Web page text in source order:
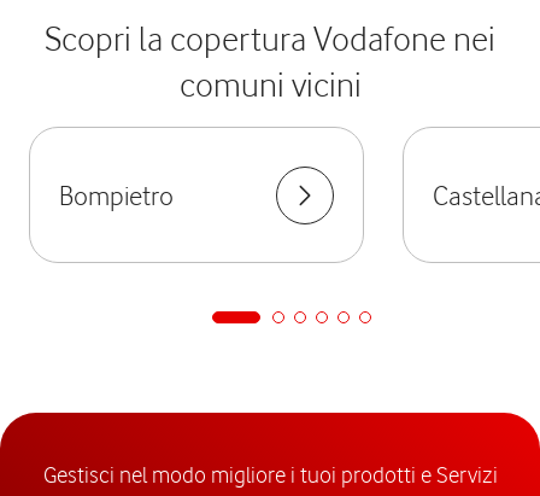
Scopri la copertura Vodafone nei
comuni vicini
Bompietro
Gestisci nel modo migliore i tuoi prodotti e Servizi